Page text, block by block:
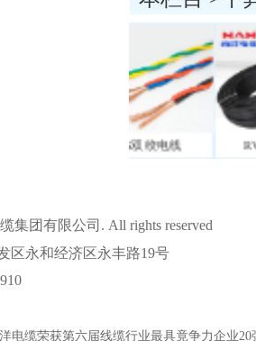
RVS双绞电线 RVV护
集团有限公司. All rights reserved
区永和经济区永丰路19号
电缆荣获第六届线缆行业最具竟争力企业20